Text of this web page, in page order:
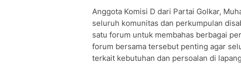
Anggota Komisi D dari Partai Golkar,
seluruh komunitas dan perkumpulan
satu forum untuk membahas berbagai
forum bersama tersebut penting agar
terkait kebutuhan dan persoalan di